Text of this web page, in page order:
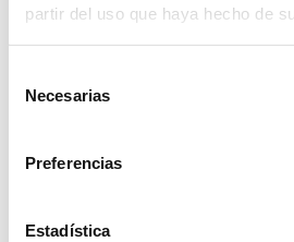
partir del uso que haya hecho de
Necesarias
Preferencias
Estadística